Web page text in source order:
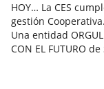
HOY… La CES
gestión
Una entidad
CON EL FUTURO